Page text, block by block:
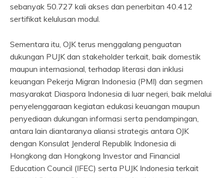
sebanyak 50.727 kali akses dan penerbitan 40.412
sertifikat kelulusan modul.
Sementara itu, OJK terus menggalang penguatan
dukungan PUJK dan stakeholder terkait, baik domestik
maupun internasional, terhadap literasi dan inklusi
keuangan Pekerja Migran Indonesia (PMI) dan segmen
masyarakat Diaspora Indonesia di luar negeri, baik melalui
penyelenggaraan kegiatan edukasi keuangan maupun
penyediaan dukungan informasi serta pendampingan,
antara lain diantaranya aliansi strategis antara OJK
dengan Konsulat Jenderal Republik Indonesia di
Hongkong dan Hongkong Investor and Financial
Education Council (IFEC) serta PUJK Indonesia terkait